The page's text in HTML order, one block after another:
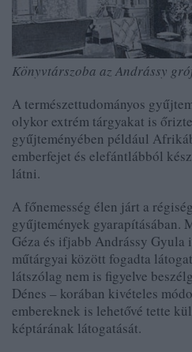
Könyvtárszoba az Andrássy
A természettudományos
olykor extrém tárgyakat is
gyűjteményében például
emberfejet és elefántlábból
látni.
A főnemesség élen járt a
gyűjtemények gyarapításában.
Géza és ifjabb Andrássy Gyula
műtárgyai között fogadta
látszólag nem is figyelve
Dénes – korában kivételes
embereknek is lehetővé tette
képtárának látogatását.